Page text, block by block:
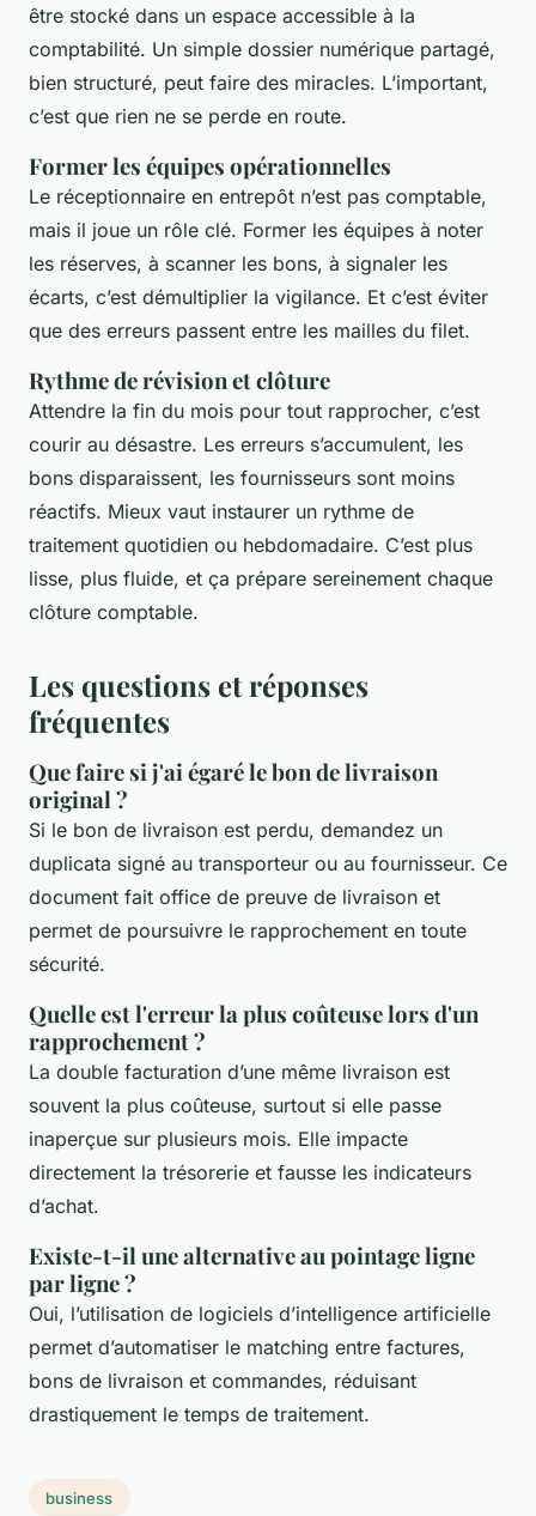
être stocké dans un espace accessible à la
comptabilité. Un simple dossier numérique partagé,
bien structuré, peut faire des miracles. L’important,
c’est que rien ne se perde en route.
Former les équipes opérationnelles
Le réceptionnaire en entrepôt n’est pas comptable,
mais il joue un rôle clé. Former les équipes à noter
les réserves, à scanner les bons, à signaler les
écarts, c’est démultiplier la vigilance. Et c’est éviter
que des erreurs passent entre les mailles du filet.
Rythme de révision et clôture
Attendre la fin du mois pour tout rapprocher, c’est
courir au désastre. Les erreurs s’accumulent, les
bons disparaissent, les fournisseurs sont moins
réactifs. Mieux vaut instaurer un rythme de
traitement quotidien ou hebdomadaire. C’est plus
lisse, plus fluide, et ça prépare sereinement chaque
clôture comptable.
Les questions et réponses
fréquentes
Que faire si j'ai égaré le bon de livraison
original ?
Si le bon de livraison est perdu, demandez un
duplicata signé au transporteur ou au fournisseur. Ce
document fait office de preuve de livraison et
permet de poursuivre le rapprochement en toute
sécurité.
Quelle est l'erreur la plus coûteuse lors d'un
rapprochement ?
La double facturation d’une même livraison est
souvent la plus coûteuse, surtout si elle passe
inaperçue sur plusieurs mois. Elle impacte
directement la trésorerie et fausse les indicateurs
d’achat.
Existe-t-il une alternative au pointage ligne
par ligne ?
Oui, l’utilisation de logiciels d’intelligence artificielle
permet d’automatiser le matching entre factures,
bons de livraison et commandes, réduisant
drastiquement le temps de traitement.
business